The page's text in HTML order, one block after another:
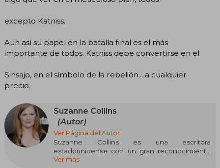
excepto Katniss.
Aun así su papel en la batalla final es el más
importante de todos. Katniss debe convertirse en el
Sinsajo, en el símbolo de la rebelión... a cualquier
precio.
Suzanne Collins
(Autor)
Ver Página del Autor
Suzanne Collins es una escritora
estadounidense con un gran reconocimiento
internacional, conocida principalmente por su
Ver más